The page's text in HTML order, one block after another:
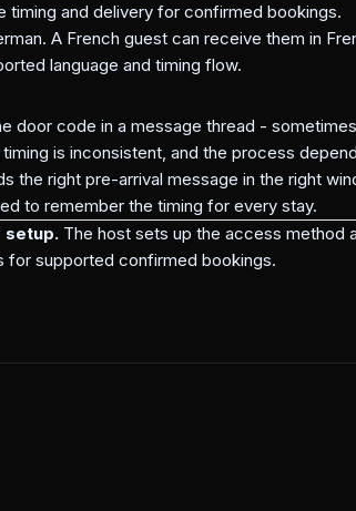
timing and delivery for confirmed bookings.
A French guest can receive them in
language and timing flow.
door code in a message thread -
is inconsistent, and the process
the right pre-arrival message in the right
to remember the timing for every stay.
setup. The host sets up the access method
for supported confirmed bookings.